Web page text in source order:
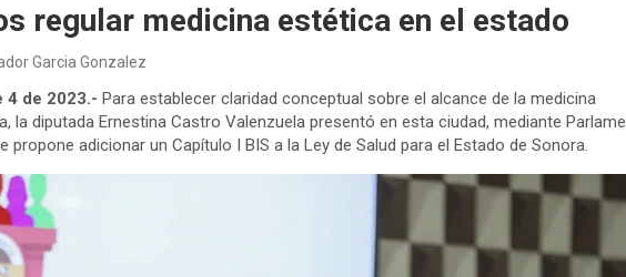
regular medicina estética en el estado
Garcia Gonzalez
4 de 2023.- Para establecer claridad conceptual sobre el alcance de la medicina
la diputada Ernestina Castro Valenzuela presentó en esta ciudad, mediante
propone adicionar un Capítulo I BIS a la Ley de Salud para el Estado de Sonora.